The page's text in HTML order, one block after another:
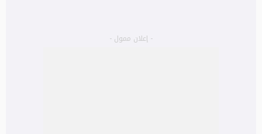
- إعلان ممول -